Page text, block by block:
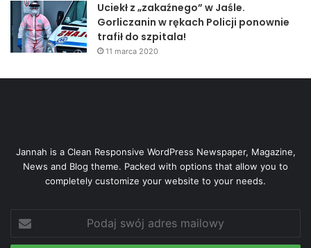
Uciekł z „zakaźnego” w Jaśle.
Gorliczanin w rękach Policji ponownie
trafił do szpitala!
11 marca 2020
Jannah is a Clean Responsive WordPress Newspaper, Magazine,
News and Blog theme. Packed with options that allow you to
completely customize your website to your needs.
swój
adres